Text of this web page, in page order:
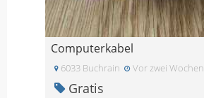
Computerkabel
6033 Buchrain Vor zwei Wochen
Gratis